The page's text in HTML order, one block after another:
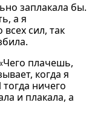
заплакала бы.
а я
сил, так
плачешь,
когда я
ничего
и плакала, а